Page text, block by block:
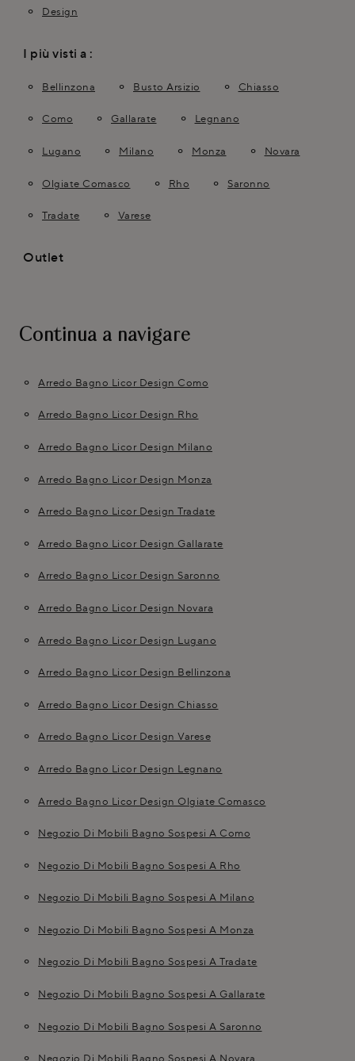
Design
I più visti a :
Bellinzona Busto Arsizio Chiasso
Como Gallarate Legnano
Lugano Milano Monza Novara
Olgiate Comasco Rho Saronno
Tradate Varese
Outlet
Continua a navigare
Arredo Bagno Licor Design Como
Arredo Bagno Licor Design Rho
Arredo Bagno Licor Design Milano
Arredo Bagno Licor Design Monza
Arredo Bagno Licor Design Tradate
Arredo Bagno Licor Design Gallarate
Arredo Bagno Licor Design Saronno
Arredo Bagno Licor Design Novara
Arredo Bagno Licor Design Lugano
Arredo Bagno Licor Design Bellinzona
Arredo Bagno Licor Design Chiasso
Arredo Bagno Licor Design Varese
Arredo Bagno Licor Design Legnano
Arredo Bagno Licor Design Olgiate Comasco
Negozio Di Mobili Bagno Sospesi A Como
Negozio Di Mobili Bagno Sospesi A Rho
Negozio Di Mobili Bagno Sospesi A Milano
Negozio Di Mobili Bagno Sospesi A Monza
Negozio Di Mobili Bagno Sospesi A Tradate
Negozio Di Mobili Bagno Sospesi A Gallarate
Negozio Di Mobili Bagno Sospesi A Saronno
Negozio Di Mobili Bagno Sospesi A Novara